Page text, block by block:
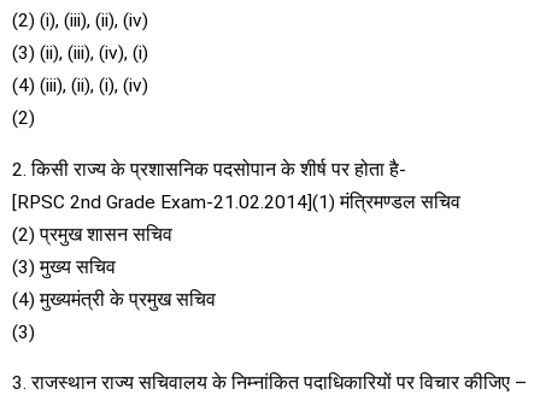
(2) (i), (iii), (ii), (iv)
(3) (ii), (iii), (iv), (i)
(4) (iii), (ii), (i), (iv)
(2)
2. किसी राज्य के प्रशासनिक पदसोपान के शीर्ष पर होता है-
[RPSC 2nd Grade Exam-21.02.2014](1) मंत्रिमण्डल सचिव
(2) प्रमुख शासन सचिव
(3) मुख्य सचिव
(4) मुख्यमंत्री के प्रमुख सचिव
(3)
3. राजस्थान राज्य सचिवालय के निम्नांकित पदाधिकारियों पर विचार कीजिए –